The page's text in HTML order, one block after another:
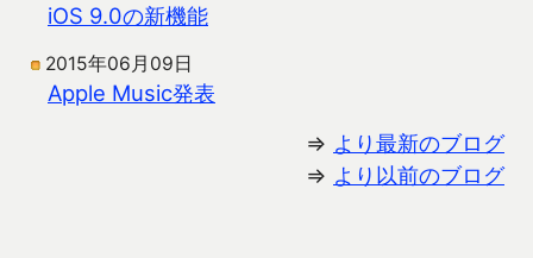
iOS 9.0の新機能
2015年06月09日
Apple Music発表
⇒ より最新のブログ
⇒ より以前のブログ